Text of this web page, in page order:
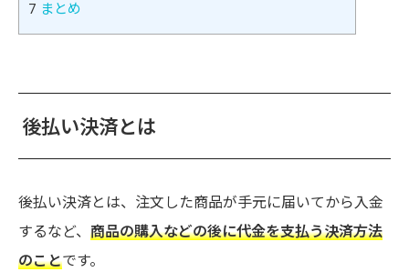
7 まとめ
後払い決済とは
後払い決済とは、注文した商品が手元に届いてから入金
するなど、 商品の購入などの後に代金を支払う決済方法
のことです。